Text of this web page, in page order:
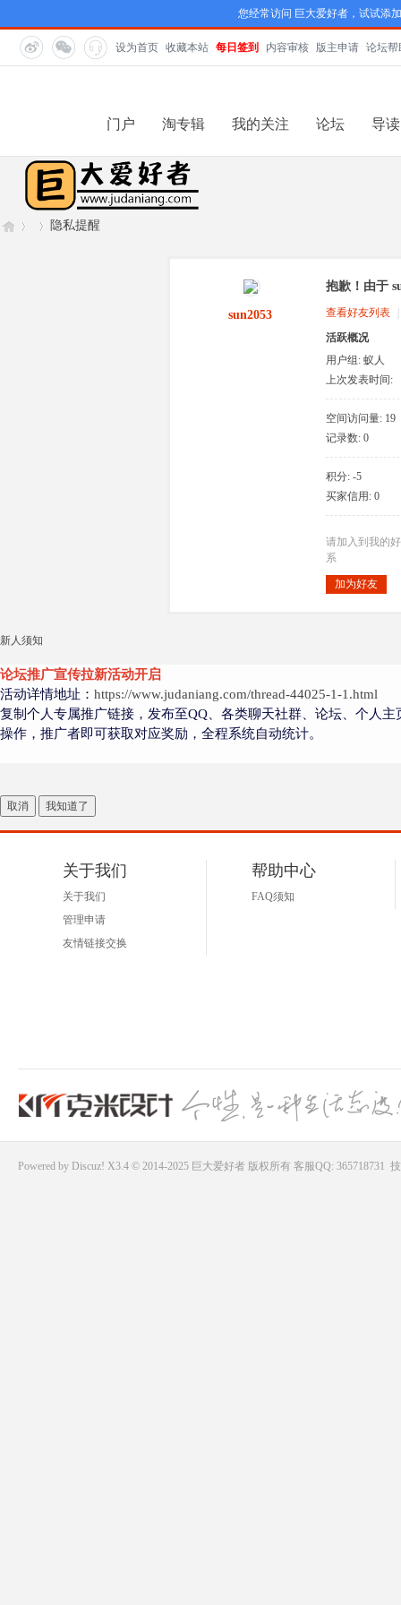
您经常访问 巨大爱好者，试试添
设为首页 收藏本站 每日签到 内容审核 版主申请 论坛帮
门户 淘专辑 我的关注 论坛 导读
隐私提醒
sun2053
抱歉！由于
查看好友列表
活跃概况
用户组: 蚁人
上次发表时间:
2026-7-12 14:33
空间访问量: 19
记录数: 0
积分: -5
买家信用: 0
请加入到我的
系
加为好友
新人须知
论坛推广宣传拉新活动开启
活动详情地址： https://www.judaniang.com/thread-44025-1-1.html
复制个人专属推广链接，发布至QQ、各类聊天社群、论坛、个人
操作，推广者即可获取对应奖励，全程系统自动统计。
取消 我知道了
关于我们
关于我们
管理申请
友情链接交换
帮助中心
FAQ须知
Powered by Discuz! X3.4 © 2014-2025 巨大爱好者版权所有 客服QQ: 365718731